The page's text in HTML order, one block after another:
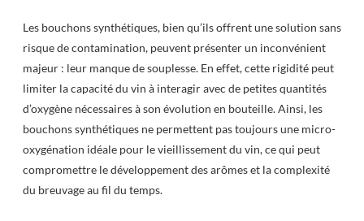
Les bouchons synthétiques, bien qu’ils offrent une solution sans
risque de contamination, peuvent présenter un inconvénient
majeur : leur manque de souplesse. En effet, cette rigidité peut
limiter la capacité du vin à interagir avec de petites quantités
d’oxygène nécessaires à son évolution en bouteille. Ainsi, les
bouchons synthétiques ne permettent pas toujours une micro-
oxygénation idéale pour le vieillissement du vin, ce qui peut
compromettre le développement des arômes et la complexité
du breuvage au fil du temps.